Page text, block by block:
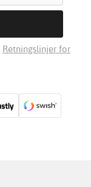
Retningslinjer for